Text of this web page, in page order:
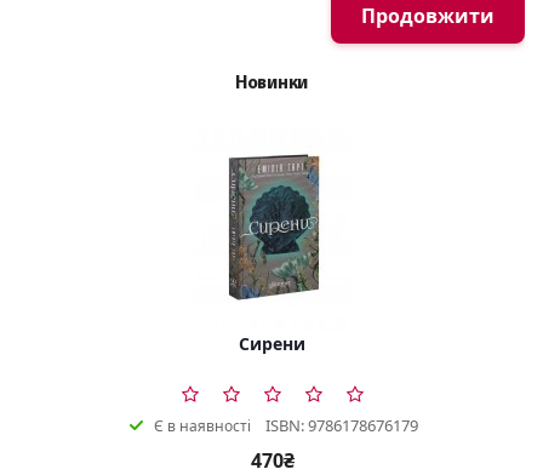
Продовжити
Новинки
Сирени
Є в наявності ISBN: 9786178676179
470₴